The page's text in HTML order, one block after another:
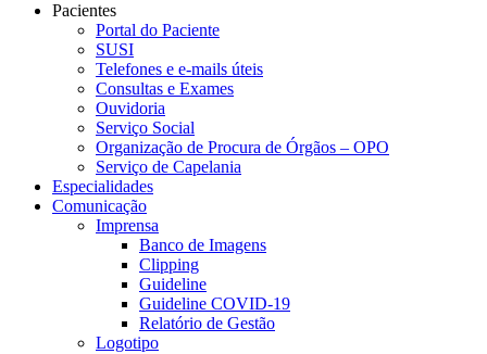
Pacientes
Portal do Paciente
SUSI
Telefones e e-mails úteis
Consultas e Exames
Ouvidoria
Serviço Social
Organização de Procura de Órgãos – OPO
Serviço de Capelania
Especialidades
Comunicação
Imprensa
Banco de Imagens
Clipping
Guideline
Guideline COVID-19
Relatório de Gestão
Logotipo